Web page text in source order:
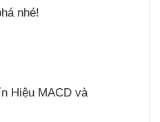
nhé!
Hiệu MACD và